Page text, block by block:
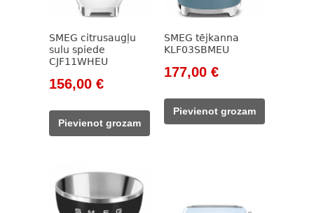
SMEG citrusaugļu
sulu spiede
CJF11WHEU
Original
was:
178,00 €.
156,00 €Current
156,00 €.
Pievienot grozam
SMEG tējkanna
KLF03SBMEU
Original
was:
203,00 €.
177,00 €Current
177,00 €.
Pievienot grozam